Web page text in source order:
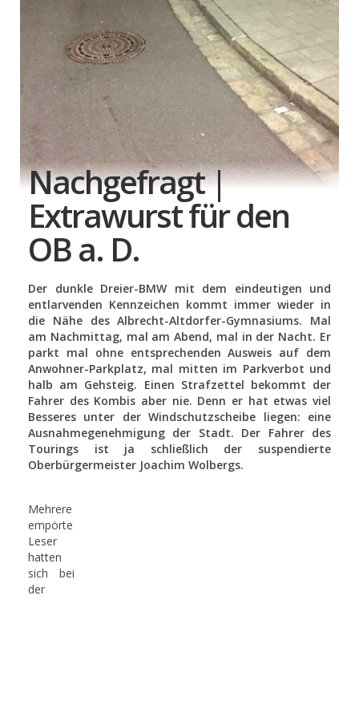
Nachgefragt |
Extrawurst für den
OB a. D.
Der dunkle Dreier-BMW mit dem eindeutigen und
entlarvenden Kennzeichen kommt immer wieder in
die Nähe des Albrecht-Altdorfer-Gymnasiums. Mal
am Nachmittag, mal am Abend, mal in der Nacht. Er
parkt mal ohne entsprechenden Ausweis auf dem
Anwohner-Parkplatz, mal mitten im Parkverbot und
halb am Gehsteig. Einen Strafzettel bekommt der
Fahrer des Kombis aber nie. Denn er hat etwas viel
Besseres unter der Windschutzscheibe liegen: eine
Ausnahmegenehmigung der Stadt. Der Fahrer des
Tourings ist ja schließlich der suspendierte
Oberbürgermeister Joachim Wolbergs.
Mehrere
empörte
Leser
hatten
sich bei
der